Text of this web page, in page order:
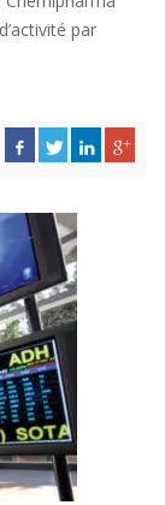
par